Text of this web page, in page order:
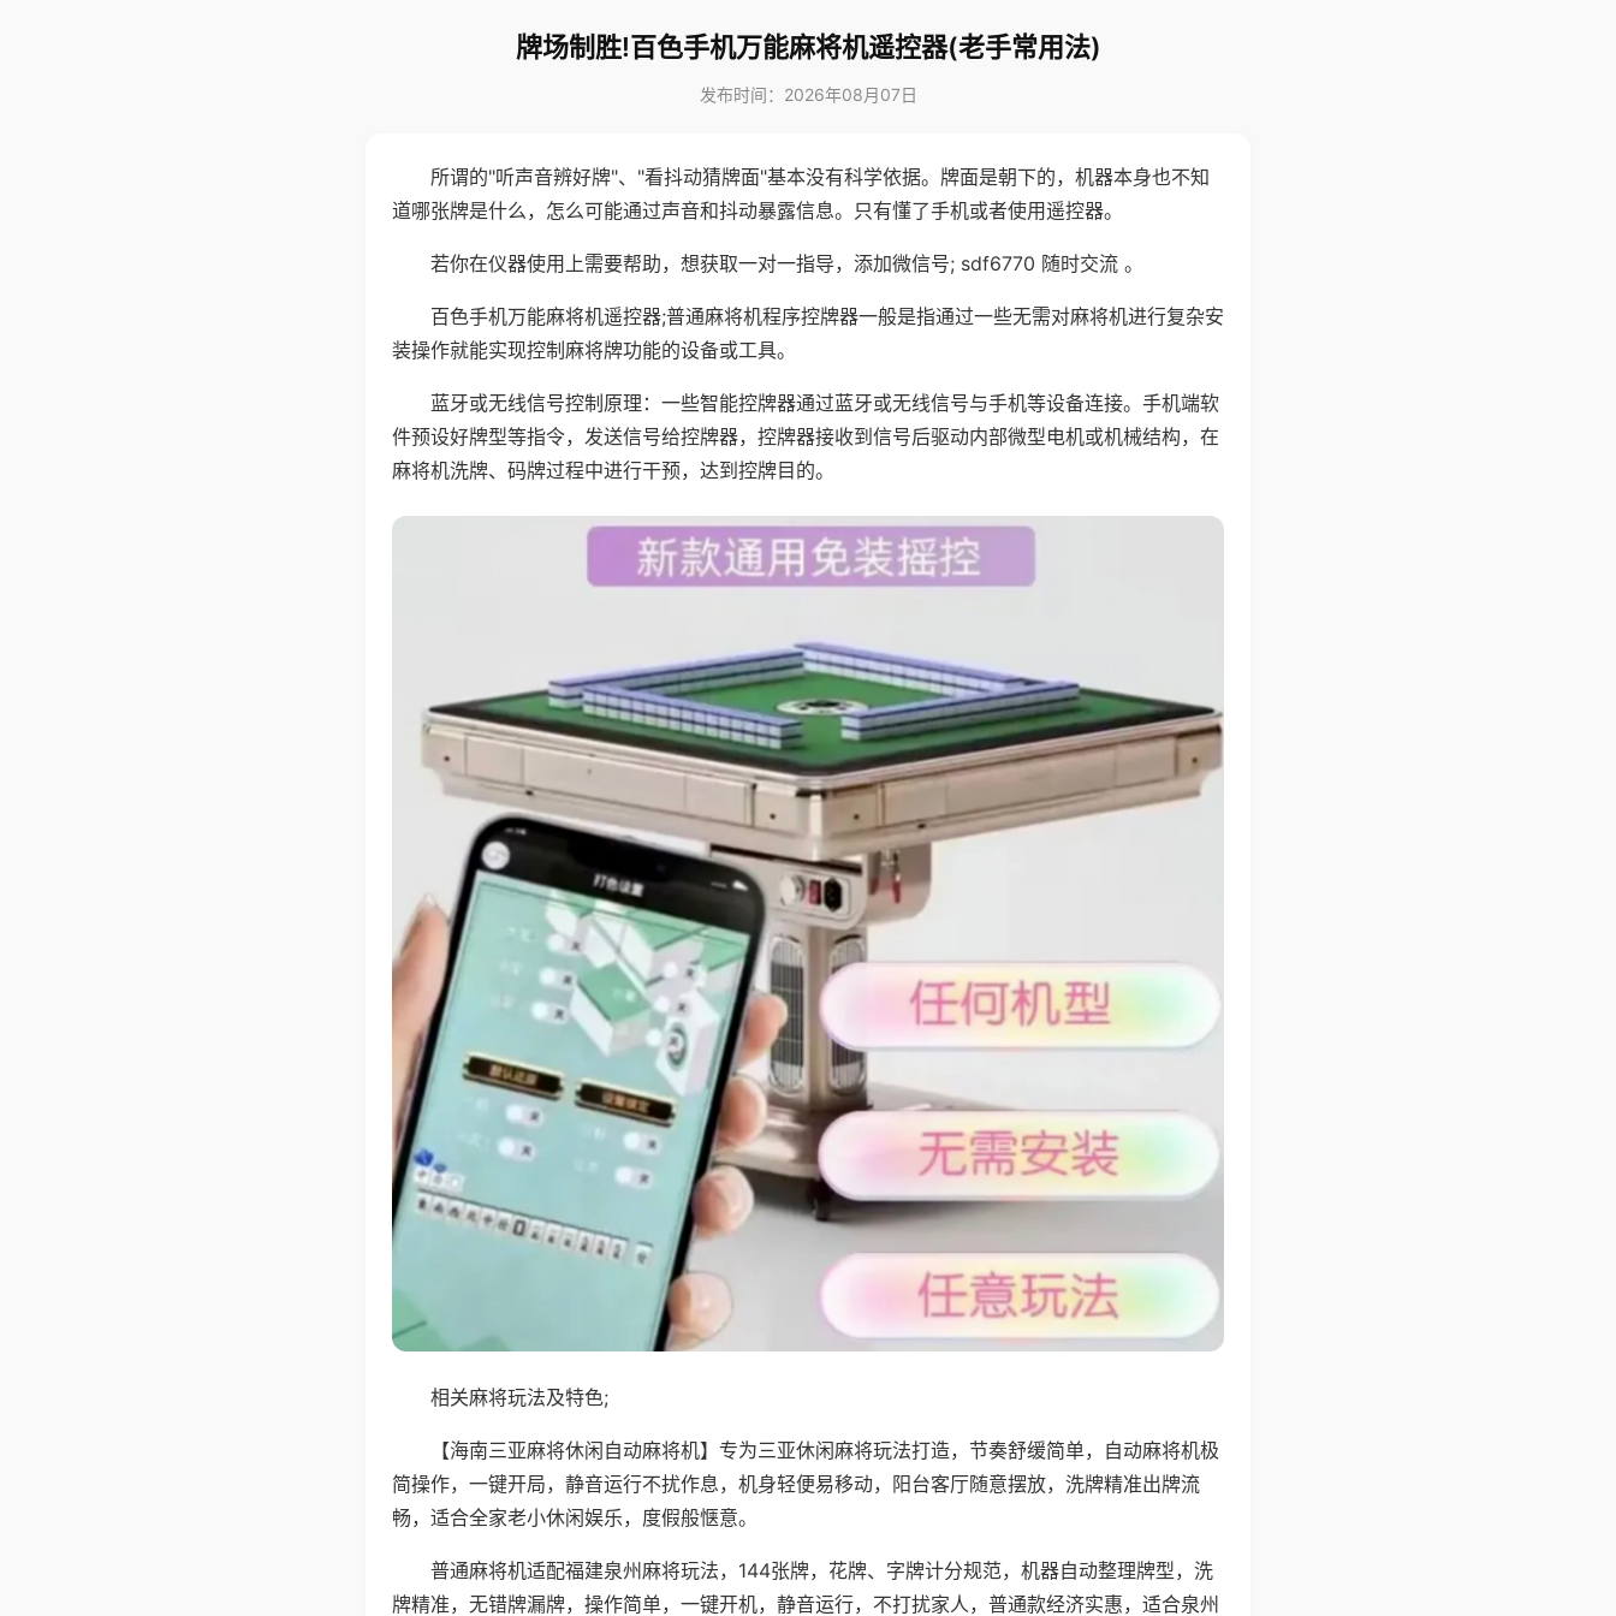
牌场制胜!百色手机万能麻将机遥控器(老手常用法)
发布时间：2026年08月07日
所谓的"听声音辨好牌"、"看抖动猜牌面"基本没有科学依据。牌面是朝下的，机器本身也不知
道哪张牌是什么，怎么可能通过声音和抖动暴露信息。只有懂了手机或者使用遥控器。
若你在仪器使用上需要帮助，想获取一对一指导，添加微信号; sdf6770 随时交流 。
百色手机万能麻将机遥控器;普通麻将机程序控牌器一般是指通过一些无需对麻将机进行复杂安
装操作就能实现控制麻将牌功能的设备或工具。
蓝牙或无线信号控制原理：一些智能控牌器通过蓝牙或无线信号与手机等设备连接。手机端软
件预设好牌型等指令，发送信号给控牌器，控牌器接收到信号后驱动内部微型电机或机械结构，在
麻将机洗牌、码牌过程中进行干预，达到控牌目的。
相关麻将玩法及特色;
【海南三亚麻将休闲自动麻将机】专为三亚休闲麻将玩法打造，节奏舒缓简单，自动麻将机极
简操作，一键开局，静音运行不扰作息，机身轻便易移动，阳台客厅随意摆放，洗牌精准出牌流
畅，适合全家老小休闲娱乐，度假般惬意。
普通麻将机适配福建泉州麻将玩法，144张牌，花牌、字牌计分规范，机器自动整理牌型，洗
牌精准，无错牌漏牌，操作简单，一键开机，静音运行，不打扰家人，普通款经济实惠，适合泉州